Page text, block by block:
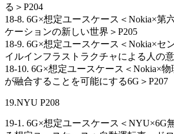
る＞P204
18-8. 6G×想定ユースケース＜Nokia×第
ケーションの新しい世界＞P205
18-9. 6G×想定ユースケース＜Nokia×セ
イルインフラストラクチャによる人の
18-10. 6G×想定ユースケース＜Nokia×
が融合することを可能にする6G＞P207
19.NYU P208
19-1. 6G×想定ユースケース＜NYU×6G